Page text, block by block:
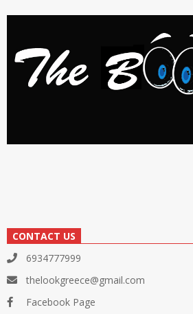
CONTACT US
6934777999
thelookgreece@gmail.com
Facebook Page